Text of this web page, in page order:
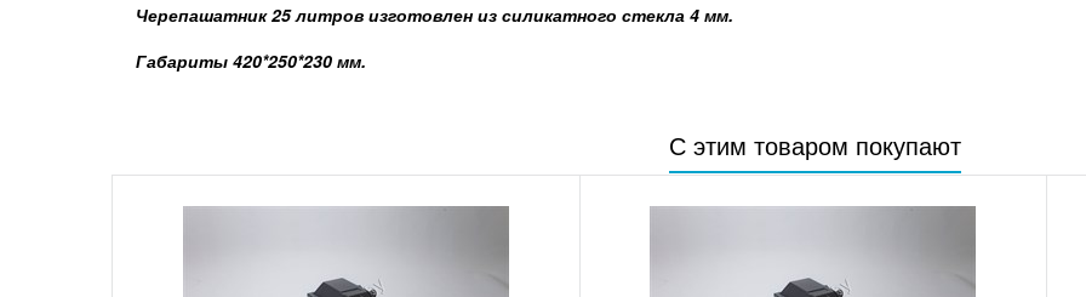
Черепашатник 25 литров изготовлен из силикатного стекла 4 мм.
Габариты 420*250*230 мм.
С этим товаром покупают